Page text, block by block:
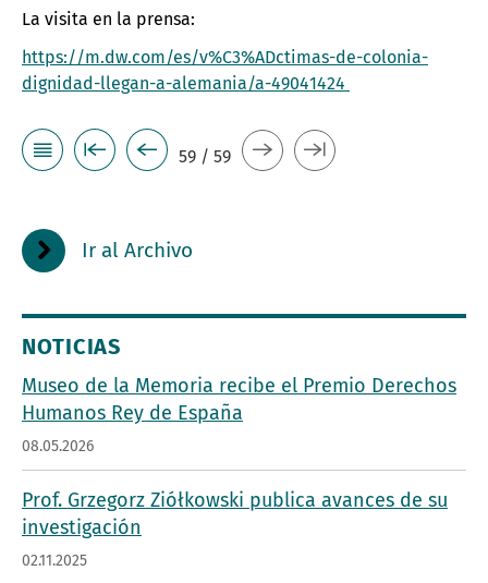
La visita en la prensa:
https://m.dw.com/es/v%C3%ADctimas-de-colonia-
dignidad-llegan-a-alemania/a-49041424
59 / 59
Ir al Archivo
NOTICIAS
Museo de la Memoria recibe el Premio Derechos
Humanos Rey de España
08.05.2026
Prof. Grzegorz Ziółkowski publica avances de su
investigación
02.11.2025